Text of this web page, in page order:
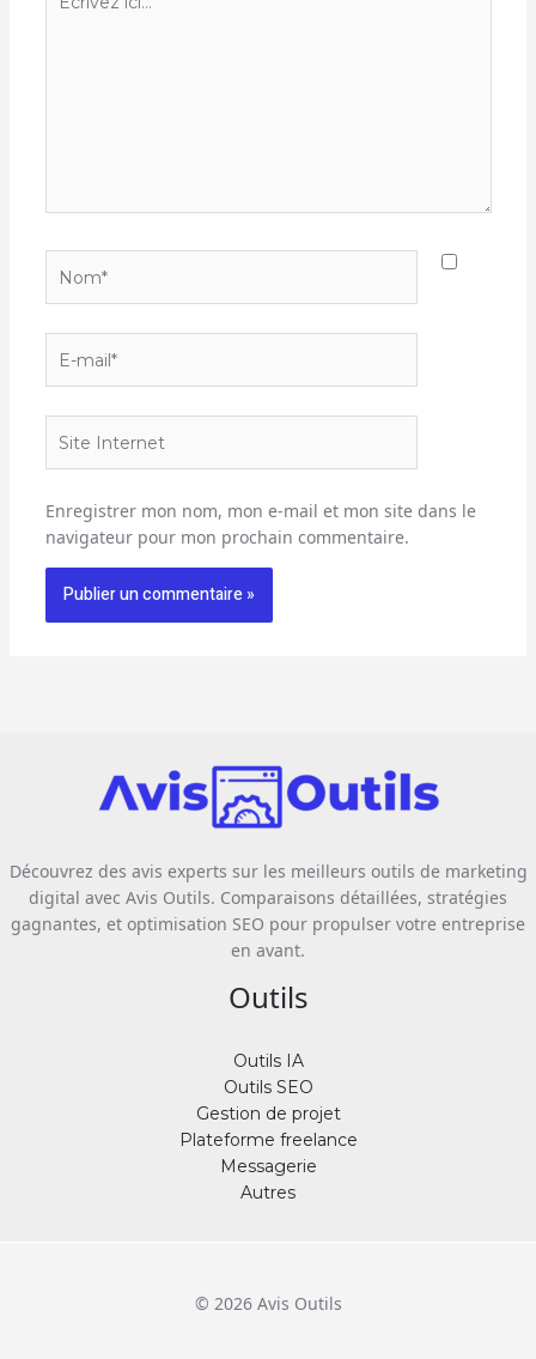
ici…
mail*
Internet
Enregistrer mon nom, mon e-mail et mon site dans le
navigateur pour mon prochain commentaire.
Découvrez des avis experts sur les meilleurs outils de marketing
digital avec Avis Outils. Comparaisons détaillées, stratégies
gagnantes, et optimisation SEO pour propulser votre entreprise
en avant.
Outils
Outils IA
Outils SEO
Gestion de projet
Plateforme freelance
Messagerie
Autres
© 2026 Avis Outils